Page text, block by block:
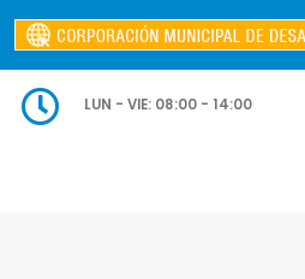
LUN - VIE: 08:00 - 14:00